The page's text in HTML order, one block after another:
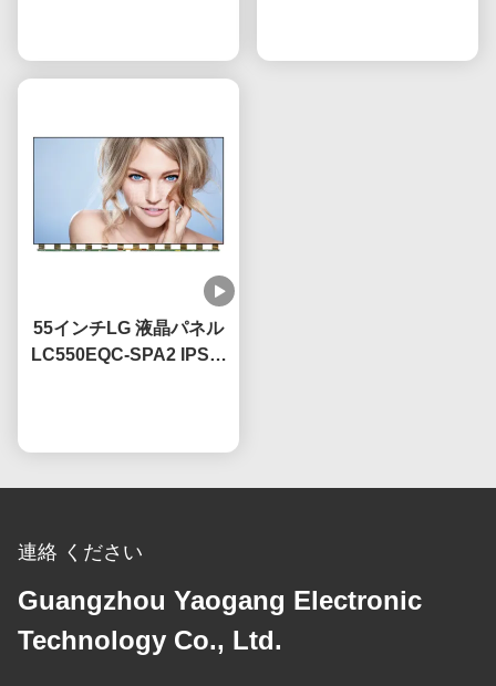
55インチLG 液晶パネル
LC550EQC-SPA2 IPS技
連絡 ください
Guangzhou Yaogang Electronic
Technology Co., Ltd.